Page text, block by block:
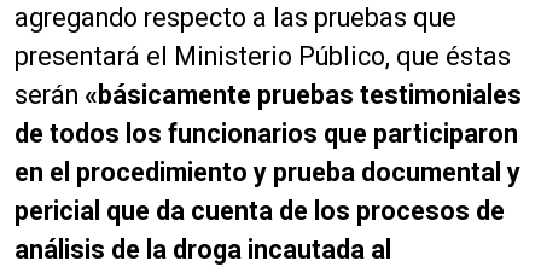
agregando respecto a las pruebas que
presentará el Ministerio Público, que éstas
serán «básicamente pruebas testimoniales
de todos los funcionarios que participaron
en el procedimiento y prueba documental y
pericial que da cuenta de los procesos de
análisis de la droga incautada al